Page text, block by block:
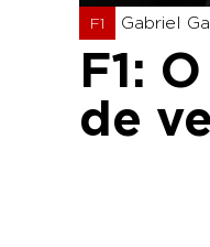
F1 Gabriel
F1:
de